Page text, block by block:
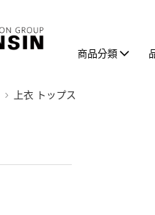
商品分類
上衣 トップス